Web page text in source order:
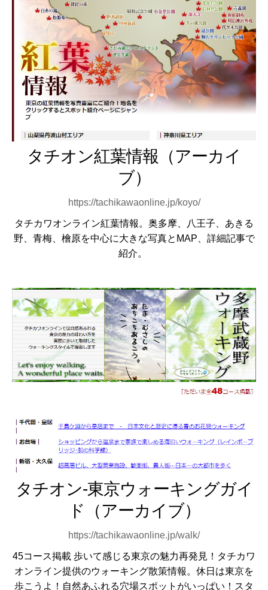
タチオン紅葉情報（アーカイ
ブ）
https://tachikawaonline.jp/koyo/
タチカワオンライン紅葉情報。奥多摩、八王子、あきる
野、青梅、檜原を中心に大きな写真とMAP、詳細記事で
紹介。
タチオン-東京ウォーキングガイ
ド（アーカイブ）
https://tachikawaonline.jp/walk/
45コース掲載 歩いて感じる東京の魅力再発見！タチカワ
オンライン提供のウォーキング散策情報。休日は東京を
歩こうよ！自然あふれる穴場スポットがいっぱい！スタ